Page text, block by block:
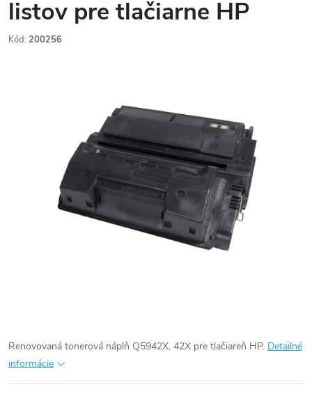
listov pre tlačiarne HP
Kód: 200256
Renovovaná tonerová náplň Q5942X, 42X pre tlačiareň HP. Detailné
informácie